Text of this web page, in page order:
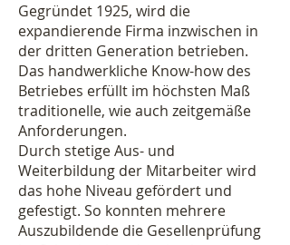
Gegründet 1925, wird die
expandierende Firma inzwischen in
der dritten Generation betrieben.
Das handwerkliche Know-how des
Betriebes erfüllt im höchsten Maß
traditionelle, wie auch zeitgemäße
Anforderungen.
Durch stetige Aus- und
Weiterbildung der Mitarbeiter wird
das hohe Niveau gefördert und
gefestigt. So konnten mehrere
Auszubildende die Gesellenprüfung